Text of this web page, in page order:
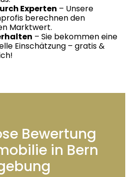
Experten – Unsere
berechnen den
Marktwert.
– Sie bekommen eine
Einschätzung – gratis &
Bewertung
in Bern